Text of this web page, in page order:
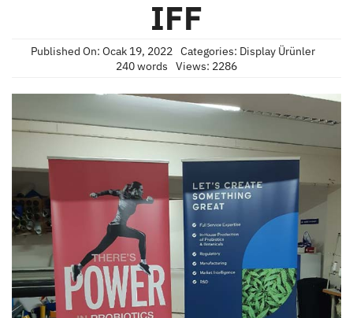
IFF
Published On: Ocak 19, 2022 Categories: Display Ürünler
240 words
Views: 2286